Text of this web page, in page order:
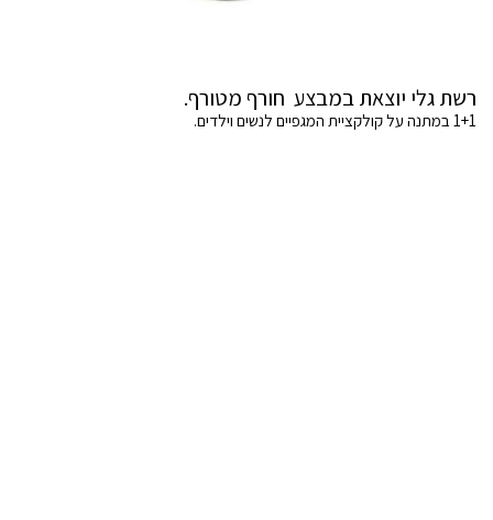
רשת גלי יוצאת במבצע חורף מטורף.
1+1 במתנה על קולקציית המגפיים לנשים וילדים.